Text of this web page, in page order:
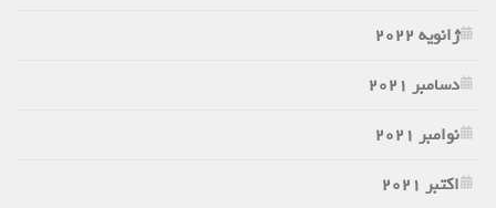
ژانویه 2022
دسامبر 2021
نوامبر 2021
اکتبر 2021